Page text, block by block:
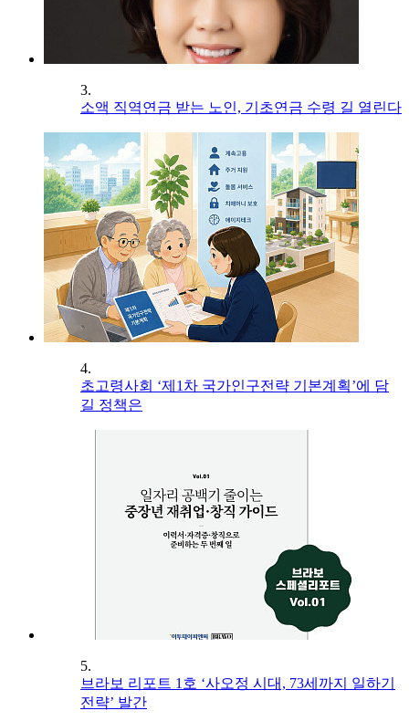
3.
소액 직역연금 받는 노인, 기초연금 수령 길 열린다
4.
초고령사회 ‘제1차 국가인구전략 기본계획’에 담
길 정책은
5.
브라보 리포트 1호 ‘사오정 시대, 73세까지 일하기
전략’ 발간